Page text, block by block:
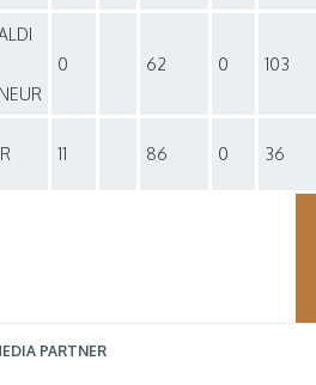
0 62 0 103
11 86 0 36
PARTNER